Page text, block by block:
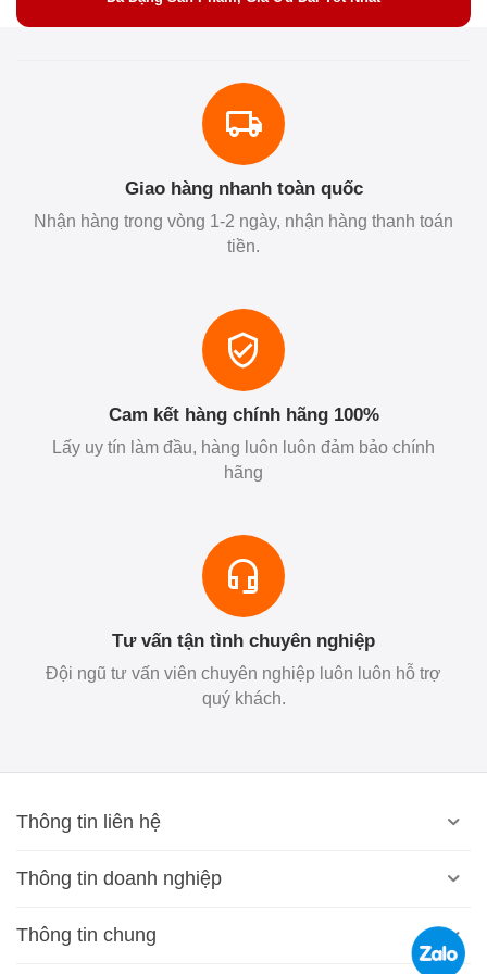
Giao hàng nhanh toàn quốc
Nhận hàng trong vòng 1-2 ngày, nhận hàng thanh toán
tiền.
Cam kết hàng chính hãng 100%
Lấy uy tín làm đầu, hàng luôn luôn đảm bảo chính
hãng
Tư vấn tận tình chuyên nghiệp
Đội ngũ tư vấn viên chuyên nghiệp luôn luôn hỗ trợ
quý khách.
Thông tin liên hệ
Thông tin doanh nghiệp
Thông tin chung